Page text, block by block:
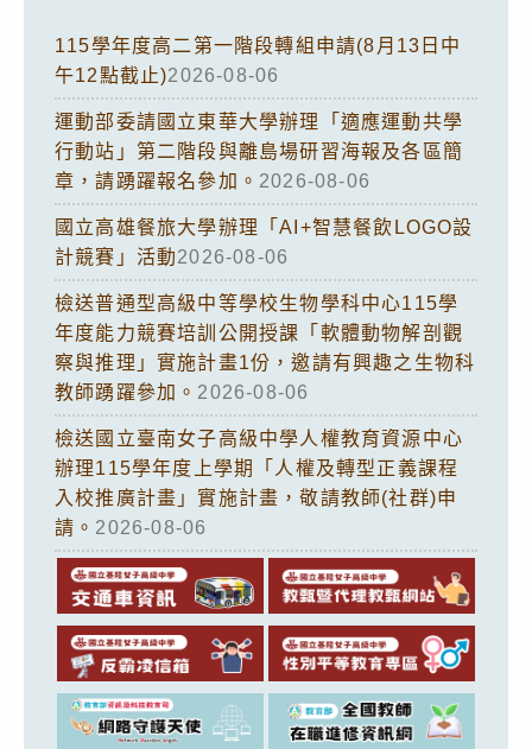
115學年度高二第一階段轉組申請(8月13日中
午12點截止)2026-08-06
運動部委請國立東華大學辦理「適應運動共學
行動站」第二階段與離島場研習海報及各區簡
章，請踴躍報名參加。 2026-08-06
國立高雄餐旅大學辦理「AI+智慧餐飲LOGO設
計競賽」活動2026-08-06
檢送普通型高級中等學校生物學科中心115學
年度能力競賽培訓公開授課「軟體動物解剖觀
察與推理」實施計畫1份，邀請有興趣之生物科
教師踴躍參加。 2026-08-06
檢送國立臺南女子高級中學人權教育資源中心
辦理115學年度上學期「人權及轉型正義課程
入校推廣計畫」實施計畫，敬請教師(社群)申
請。 2026-08-06